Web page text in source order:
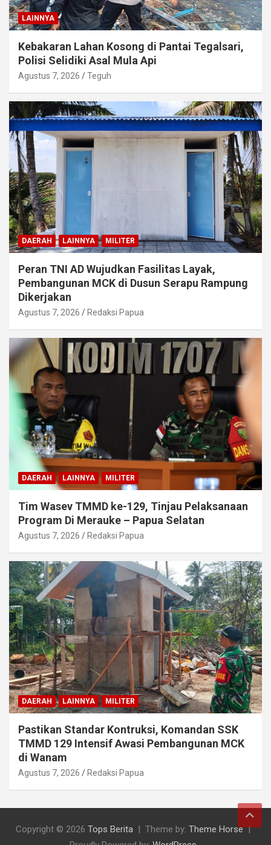
LAINNYA
Kebakaran Lahan Kosong di Pantai Tegalsari,
Polisi Selidiki Asal Mula Api
Agustus 7, 2026 Teguh
DAERAH LAINNYA MILITER
Peran TNI AD Wujudkan Fasilitas Layak,
Pembangunan MCK di Dusun Serapu Rampung
Dikerjakan
Agustus 7, 2026 Redaksi Papua
DAERAH LAINNYA MILITER
Tim Wasev TMMD ke-129, Tinjau Pelaksanaan
Program Di Merauke – Papua Selatan
Agustus 7, 2026 Redaksi Papua
DAERAH LAINNYA MILITER
Pastikan Standar Kontruksi, Komandan SSK
TMMD 129 Intensif Awasi Pembangunan MCK
di Wanam
Agustus 7, 2026 Redaksi Papua
Copyright © 2026 Tops Berita Theme by: Theme Horse